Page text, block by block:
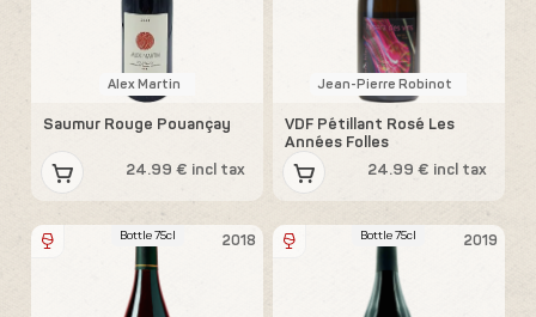
Alex Martin
Saumur Rouge Pouançay
24.99 € incl tax
Jean-Pierre Robinot
VDF Pétillant Rosé Les
Années Folles
24.99 € incl tax
2018
Bottle 75cl 2019
Bottle 75cl